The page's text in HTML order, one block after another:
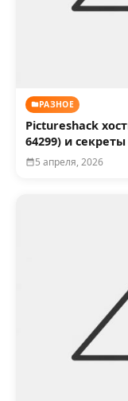
РАЗНОЕ
Pictureshack
64299) и
5 апреля, 2026